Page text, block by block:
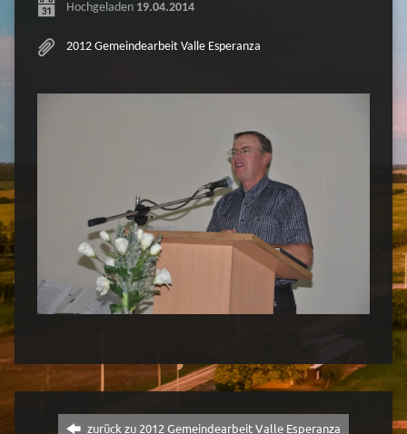
Hochgeladen 19.04.2014
2012 Gemeindearbeit Valle Esperanza
zurück zu 2012 Gemeindearbeit Valle Esperanza